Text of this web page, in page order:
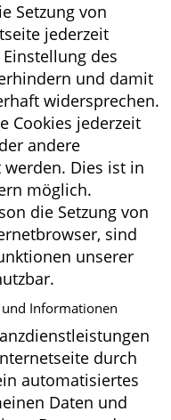
Setzung von
jederzeit
des
und damit
widersprechen.
Cookies jederzeit
andere
Dies ist in
möglich.
die Setzung von
sind
unserer
Informationen
durch
automatisiertes
Daten und